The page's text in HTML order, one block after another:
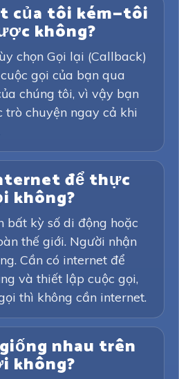
của tôi kém—tôi
không?
chọn Gọi lại (Callback)
gọi của bạn qua
chúng tôi, vì vậy bạn
trò chuyện ngay cả khi
để thực
không?
bất kỳ số di động hoặc
thế giới. Người nhận
Cần có internet để
và thiết lập cuộc gọi,
thì không cần internet.
nhau trên
không?